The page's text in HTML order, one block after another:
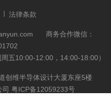
法律条款
商务合作微信：
五10:00-12:00，14:00-18:00）
创维半导体设计大厦东座5楼
粤ICP备12059233号